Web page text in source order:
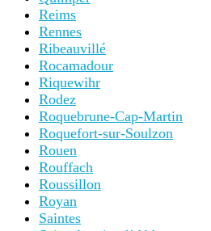
Reims
Rennes
Ribeauvillé
Rocamadour
Riquewihr
Rodez
Roquebrune-Cap-Martin
Roquefort-sur-Soulzon
Rouen
Rouffach
Roussillon
Royan
Saintes